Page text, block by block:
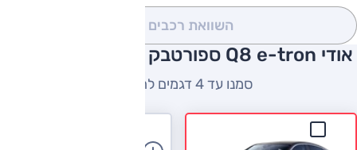
השוואת רכבים
אודי Q8 e-tron ספורטבק השוואה למתחרים
סמנו עד 4 דגמים להשוואה